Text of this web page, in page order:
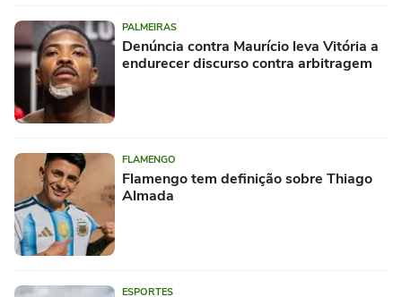
PALMEIRAS
Denúncia contra Maurício leva Vitória a
endurecer discurso contra arbitragem
FLAMENGO
Flamengo tem definição sobre Thiago
Almada
ESPORTES